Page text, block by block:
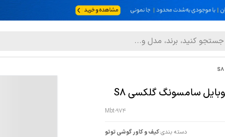
Mbt-974
دسته بندی:کیف و کاور گوشی توتو